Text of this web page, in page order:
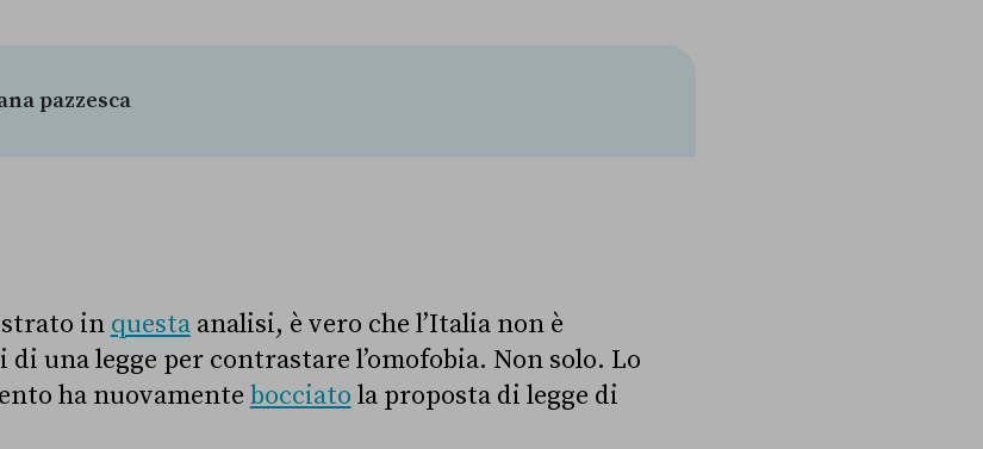
pazzesca
in questa analisi, è vero che l’Italia non è
una legge per contrastare l’omofobia. Non solo. Lo
ha nuovamente bocciato la proposta di legge di